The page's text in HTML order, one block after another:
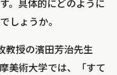
。具体的にどのように
しょうか。
教授の濱田芳治先生
美術大学では、「すて